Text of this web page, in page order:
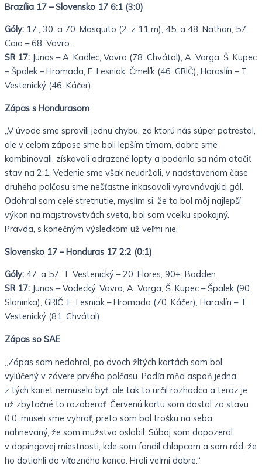
Brazília 17 – Slovensko 17 6:1 (3:0)
Góly: 17., 30. a 70. Mosquito (2. z 11 m), 45. a 48. Nathan, 57.
Caio – 68. Vavro.
SR 17: Junas – A. Kadlec, Vavro (78. Chvátal), A. Varga, Š. Kupec
– Špalek – Hromada, F. Lesniak, Čmelík (46. GRIČ), Haraslín – T.
Vestenický (46. Káčer).
Zápas s Hondurasom
„V úvode sme spravili jednu chybu, za ktorú nás súper potrestal,
ale v celom zápase sme boli lepším tímom, dobre sme
kombinovali, získavali odrazené lopty a podarilo sa nám otočiť
stav na 2:1. Vedenie sme však neudržali, v nadstavenom čase
druhého polčasu sme nešťastne inkasovali vyrovnávajúci gól.
Odohral som celé stretnutie, myslím si, že to bol môj najlepší
výkon na majstrovstvách sveta, bol som vcelku spokojný.
Pravda, s konečným výsledkom už veľmi nie.“
Slovensko 17 – Honduras 17 2:2 (0:1)
Góly: 47. a 57. T. Vestenický – 20. Flores, 90+. Bodden.
SR 17: Junas – Vodecký, Vavro, A. Varga, Š. Kupec – Špalek (90.
Slaninka), GRIČ, F. Lesniak – Hromada (70. Káčer), Haraslín – T.
Vestenický (81. Chvátal).
Zápas so SAE
„Zápas som nedohral, po dvoch žltých kartách som bol
vylúčený v závere prvého polčasu. Podľa mňa aspoň jedna
z tých kariet nemusela byť, ale tak to určil rozhodca a teraz je
už zbytočné to rozoberať. Červenú kartu som dostal za stavu
0:0, museli sme vyhrať, preto som bol trošku na seba
nahnevaný, že som mužstvo oslabil. Súboj som dopozeral
v dopingovej miestnosti, kde som fandil chlapcom a som rád, že
ho dotiahli do víťazného konca. Hrali veľmi dobre.“